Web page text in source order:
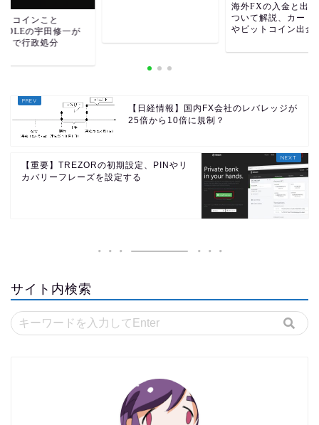
トコインこと
の宇田修一が
しで行政処分
海外FXの入金と出
ついて解説、カード
やビットコイン出金
【日経情報】国内FX会社のレバレッジが
25倍から10倍に規制？
【重要】TREZORの初期設定、PINやリ
カバリーフレーズを設定する
サイト内検索